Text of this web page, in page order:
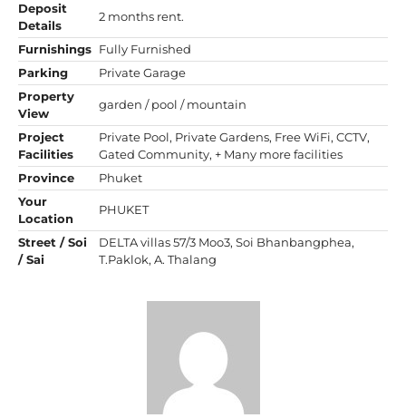
Deposit
Details
2 months rent.
Furnishings Fully Furnished
Parking
Private Garage
Property
View
garden / pool / mountain
Project
Facilities
Private Pool, Private Gardens, Free WiFi, CCTV,
Gated Community, + Many more facilities
Province
Phuket
Your
Location
PHUKET
Street / Soi
/ Sai
DELTA villas 57/3 Moo3, Soi Bhanbangphea,
T.Paklok, A. Thalang